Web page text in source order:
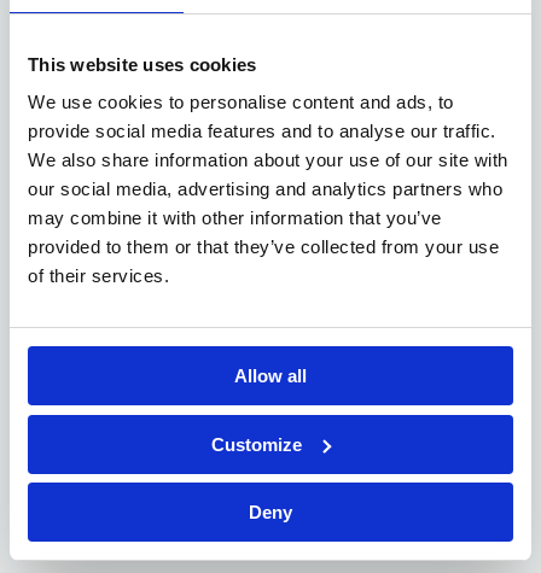
This website uses cookies
We use cookies to personalise content and ads, to
provide social media features and to analyse our traffic.
We also share information about your use of our site with
our social media, advertising and analytics partners who
may combine it with other information that you’ve
provided to them or that they’ve collected from your use
of their services.
Allow all
Customize
Deny
trouveras rapidement un emploi qui correspond
d’avenir.
Que tu aimes structurer les processus, aider les
gens à progresser, repérer les opportunités
commerciales ou aider à améliorer une
organisation : chez Talentus, tu trouveras un
travail qui te satisfera. Nous sommes à l’écoute de
ce que tu trouves important et nous te proposons
Tu te demandes comment postuler à un emploi
chez Talentus ?
Découvre notre processus de